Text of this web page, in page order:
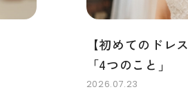
【初めてのドレ
「4つのこと」
2026.07.23